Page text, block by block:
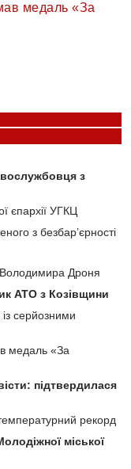
медаль «За
з
єпархії УГКЦ
з безбар’єрності
Володимира Дроня
АТО з Козівщини
із серйозними
медаль «За
підтвердилася
рекорд
міської